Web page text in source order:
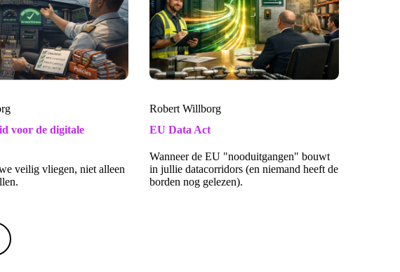
voor de digitale
veilig vliegen, niet alleen
Robert Willborg
EU Data Act
Wanneer de EU "nooduitgangen" bouwt
in jullie datacorridors (en niemand heeft de
borden nog gelezen).